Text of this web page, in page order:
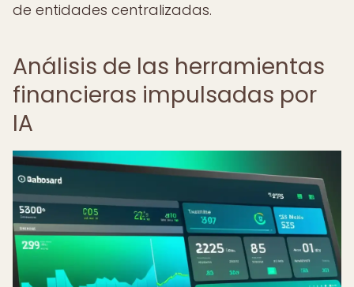
de entidades centralizadas.
Análisis de las herramientas
financieras impulsadas por
IA